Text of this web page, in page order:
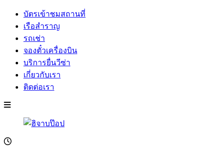
บัตรเข้าชมสถานที่
เรือสำราญ
รถเช่า
จองตั๋วเครื่องบิน
บริการยื่นวีซ่า
เกี่ยวกับเรา
ติดต่อเรา